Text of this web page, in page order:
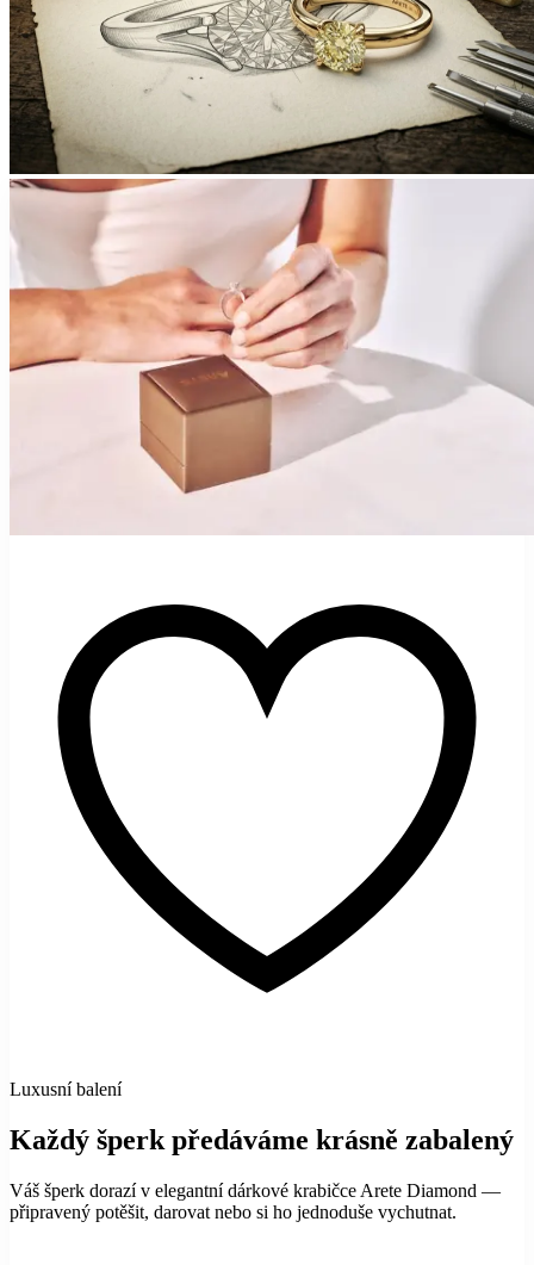
Luxusní balení
Každý šperk předáváme krásně zabalený
Váš šperk dorazí v elegantní dárkové krabičce Arete Diamond —
připravený potěšit, darovat nebo si ho jednoduše vychutnat.